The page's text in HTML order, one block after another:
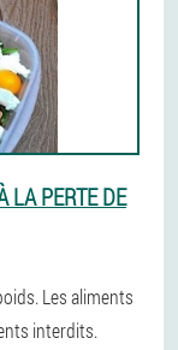
LA PERTE DE
Les aliments
interdits.